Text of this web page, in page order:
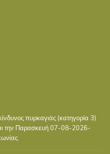
πυρκαγιάς (κατηγορία 3)
την Παρασκευή 07-08-2026-